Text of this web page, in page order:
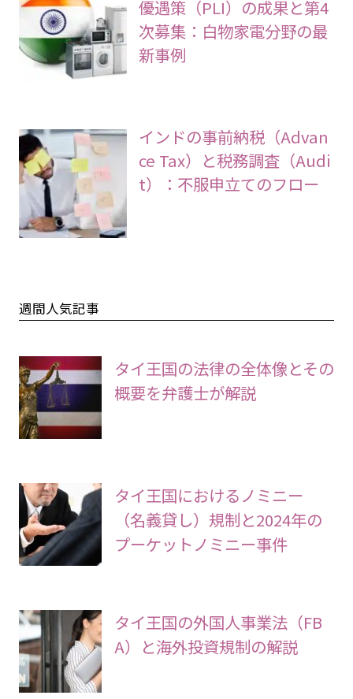
優遇策（PLI）の成果と第4
次募集：白物家電分野の最
新事例
インドの事前納税（Advan
ce Tax）と税務調査（Audi
t）：不服申立てのフロー
週間人気記事
タイ王国の法律の全体像とその
概要を弁護士が解説
タイ王国におけるノミニー
（名義貸し）規制と2024年の
プーケットノミニー事件
タイ王国の外国人事業法（FB
A）と海外投資規制の解説